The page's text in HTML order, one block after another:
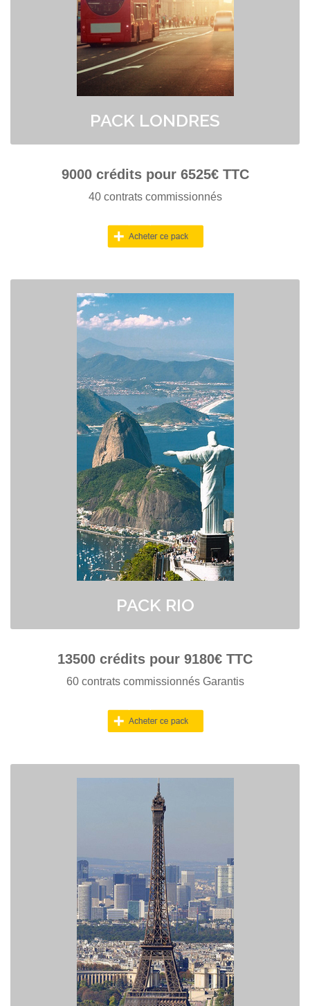
PACK LONDRES
> Bénéficiez d'un crédit à 0.72 euro ttc
> Paiement en plusieurs fois possible au 04 91 50 49 18.
9000crédits pour 6525€ TTC
40 contrats commissionnés
PACK RIO
PACK RIO
> Obtenez 60 contrats signés garantis
> Vos crédits sont valables A VIE
> Seuls 5 Pros en concurrence par contact acheté !
> Achetez vos demandes de devis sans limitation Géographique.
> Option Assurance : Si vous n'êtes pas engagés par le client nous
vous REMBOURSONS votre achat.
> Bénéficiez d'un crédit à 0.68 euros ttc
> Paiement en plusieurs fois possible au 04 91 50 49 18.
13500 crédits pour 9180€ TTC
60 contrats commissionnés Garantis
PACK PARIS
> Obtenez 80 contrats signés garantis
> Vos crédits sont valables A VIE
> Seuls 5 Pros en concurrence par contact acheté !
> Achetez vos demandes de devis sans limitation Géographique.
> Option Assurance : Si vous n'êtes pas engagés par le client nous
vous REMBOURSONS votre achat.
> Bénéficiez d'un crédit à 0.65 euros ttc
> Paiement en plusieurs fois possible au 04 91 50 49 18.